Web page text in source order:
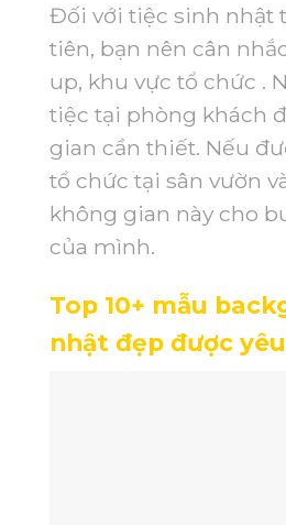
Đối với tiệc sinh nhật
tiên, bạn nên cân
up, khu vực tổ chức .
tiệc tại phòng khách
gian cần thiết. Nếu
tổ chức tại sân vườn
không gian này cho
của mình.
Top 10+ mẫu
nhật đẹp được